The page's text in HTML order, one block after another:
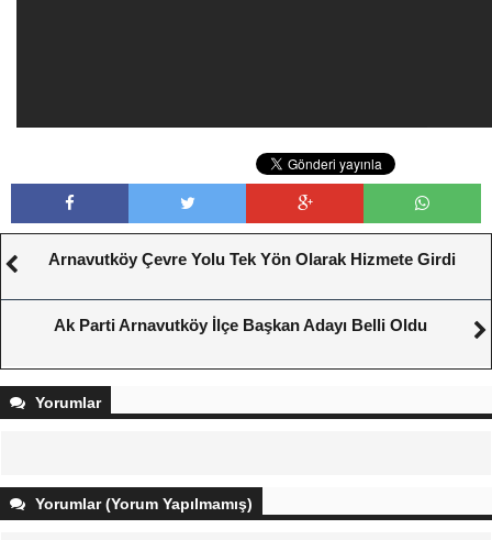
Arnavutköy Çevre Yolu Tek Yön Olarak Hizmete Girdi
Ak Parti Arnavutköy İlçe Başkan Adayı Belli Oldu
Yorumlar
Yorumlar (Yorum Yapılmamış)